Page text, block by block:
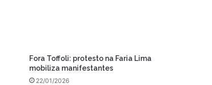
Fora Toffoli: protesto na Faria Lima
mobiliza manifestantes
22/01/2026